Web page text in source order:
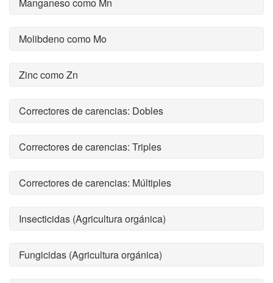
Molibdeno como Mo
Zinc como Zn
Correctores de carencias: Dobles
Correctores de carencias: Triples
Correctores de carencias: Múltiples
Insecticidas (Agricultura orgánica)
Fungicidas (Agricultura orgánica)